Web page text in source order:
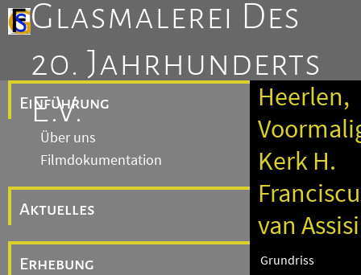
Glasmalerei Des
20. Jahrhunderts
E.V.
Einführung
Über uns
Filmdokumentation
Aktuelles
Erhebung
Heerlen,
Kerk H.
van Assisi
Grundriss